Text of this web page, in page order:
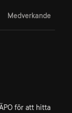
Medverkande
för att hitta